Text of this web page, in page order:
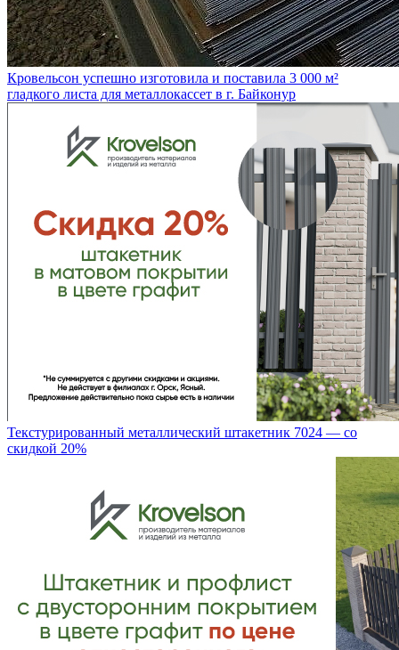
Кровельсон успешно изготовила и поставила 3 000 м²
гладкого листа для металлокассет в г. Байконур
Текстурированный металлический штакетник 7024 — со
скидкой 20%